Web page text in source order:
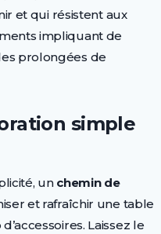
et qui résistent aux
impliquant de
prolongées de
simple
un chemin de
et rafraîchir une table
Laissez le